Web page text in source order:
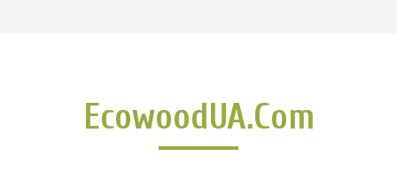
EcowoodUA.com